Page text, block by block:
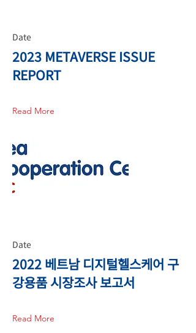
Date
2023 METAVERSE ISSUE
REPORT
Read More
Date
2022 베트남 디지털헬스케어 구
강용품 시장조사 보고서
Read More